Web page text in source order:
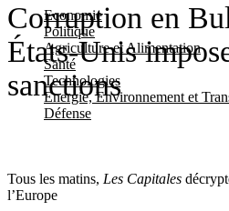
Economie
Politique
Agriculture et Alimentation
Santé
Technologies
Energie, Environnement et
Défense
Corruption en
États-Unis
sanctions
Tous les matins, Les Capitales
l’Europe